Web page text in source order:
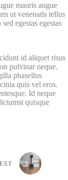
mauris augue
ut venenatis tellus
egestas egestas
id aliquet risus
pulvinar neque.
phasellus
quis vel eros.
Id neque
quisque